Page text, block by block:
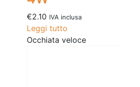
€2.10 IVA inclusa
Leggi tutto
Occhiata veloce